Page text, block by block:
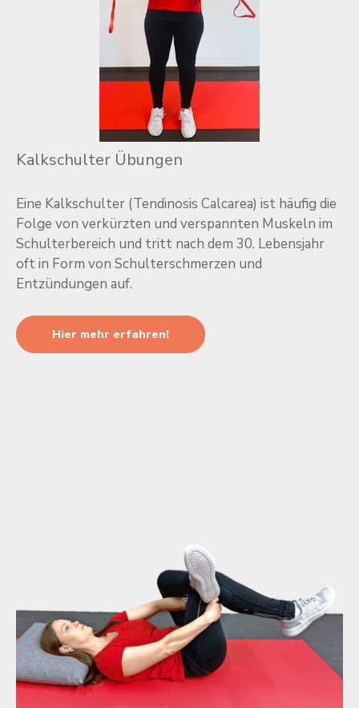
Kalkschulter Übungen
Eine Kalkschulter (Tendinosis Calcarea) ist häufig die
Folge von verkürzten und verspannten Muskeln im
Schulterbereich und tritt nach dem 30. Lebensjahr
oft in Form von Schulterschmerzen und
Entzündungen auf.
Hier mehr erfahren!